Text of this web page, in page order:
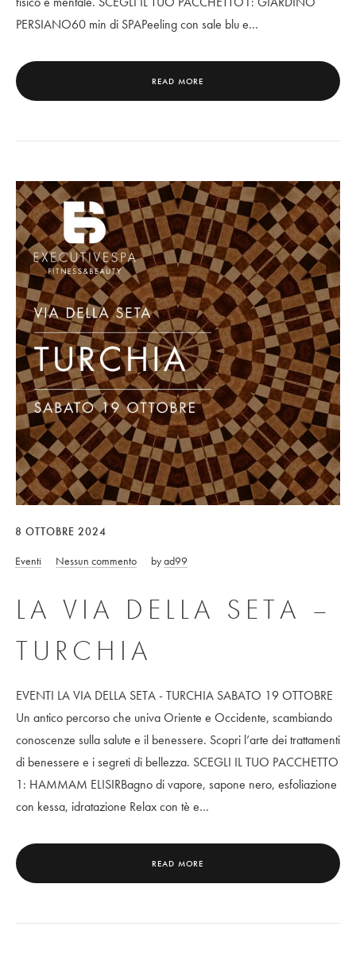
PERSIANO60 min di SPAPeeling con sale blu e…
READ MORE
8 OTTOBRE 2024
Eventi Nessun commento byad99
LA VIA DELLA SETA –
TURCHIA
EVENTI LA VIA DELLA SETA - TURCHIA SABATO 19 OTTOBRE
Un antico percorso che univa Oriente e Occidente, scambiando
conoscenze sulla salute e il benessere. Scopri l’arte dei trattamenti
di benessere e i segreti di bellezza. SCEGLI IL TUO PACCHETTO
1: HAMMAM ELISIRBagno di vapore, sapone nero, esfoliazione
con kessa, idratazione Relax con tè e…
READ MORE